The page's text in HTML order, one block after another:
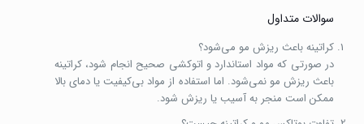
سوالات متداول
کراتینه باعث ریزش مو می‌شود؟
در صورتی که مواد استاندارد و اتوکشی صحیح انجام شود، کراتینه
باعث ریزش مو نمی‌شود. اما استفاده از مواد بی‌کیفیت یا دمای بالا
ممکن است منجر به آسیب یا ریزش شود.